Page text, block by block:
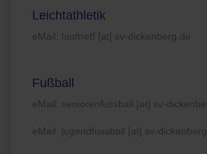
Leichtathletik
eMail: lauftreff [at] sv-dickenberg.de
Fußball
eMail: seniorenfussball [at] sv-
eMail: jugendfussball [at] sv-